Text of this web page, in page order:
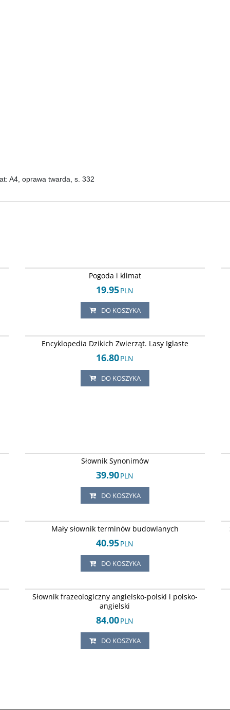
A4, oprawa twarda, s. 332
Pogoda i klimat
19.95PLN
DO KOSZYKA
DOSTAWA EXPRESS
Encyklopedia Dzikich Zwierząt. Lasy Iglaste
16.80PLN
DO KOSZYKA
Słownik Synonimów
39.90PLN
DO KOSZYKA
DOSTAWA EXPRESS
Mały słownik terminów budowlanych
40.95PLN
DO KOSZYKA
DOSTAWA EXPRESS
Słownik frazeologiczny angielsko-polski i polsko-
angielski
84.00PLN
DO KOSZYKA